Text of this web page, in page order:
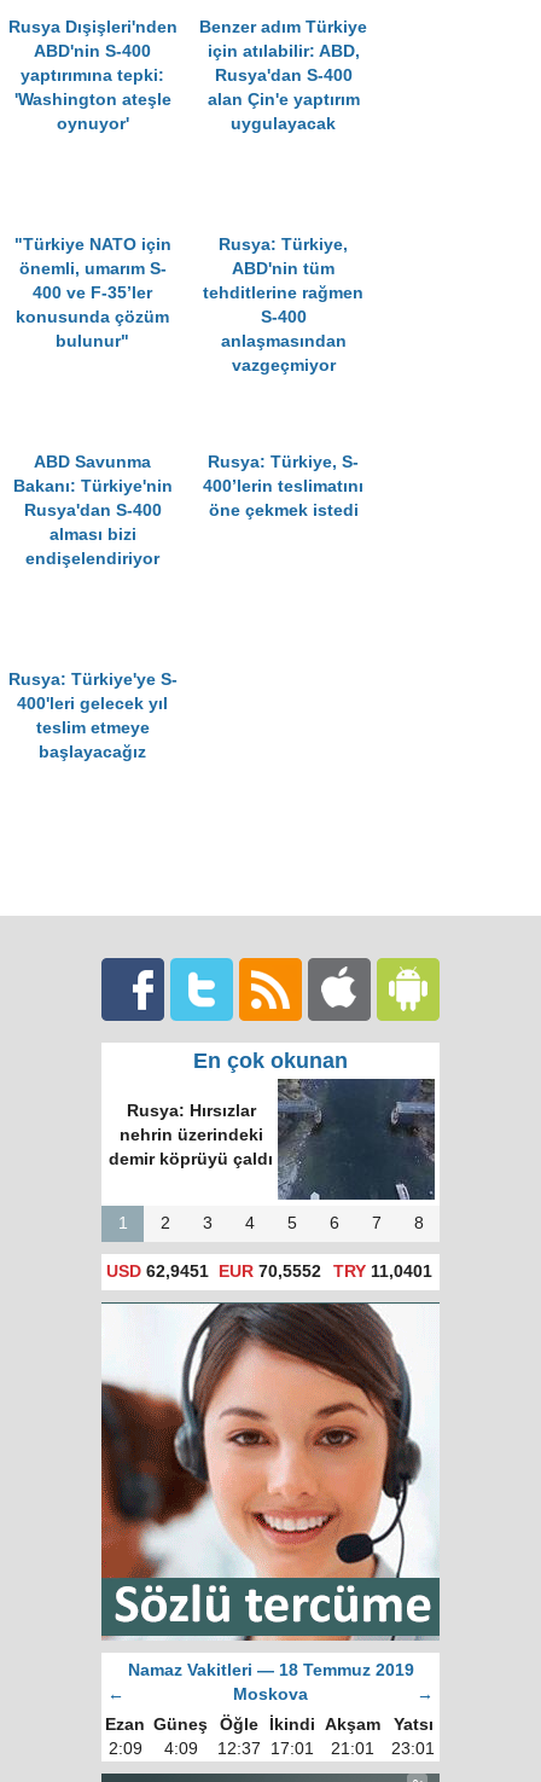
Rusya Dışişleri'nden
ABD'nin S-400
yaptırımına tepki:
'Washington ateşle
oynuyor'
Benzer adım Türkiye
için atılabilir: ABD,
Rusya'dan S-400
alan Çin'e yaptırım
uygulayacak
"Türkiye NATO için
önemli, umarım S-
400 ve F-35’ler
konusunda çözüm
bulunur"
Rusya: Türkiye,
ABD'nin tüm
tehditlerine rağmen
S-400
anlaşmasından
vazgeçmiyor
ABD Savunma
Bakanı: Türkiye'nin
Rusya'dan S-400
alması bizi
endişelendiriyor
Rusya: Türkiye, S-
400’lerin teslimatını
öne çekmek istedi
Rusya: Türkiye'ye S-
400'leri gelecek yıl
teslim etmeye
başlayacağız
En çok okunan
Rusya: Hırsızlar
nehrin üzerindeki
demir köprüyü çaldı
1 2 3 4 5 6 7 8
USD 62,9451 EUR 70,5552 TRY 11,0401
Namaz Vakitleri — 18 Temmuz 2019
←
Moskova
→
Ezan Güneş Öğle İkindi Akşam
Yatsı
2:09
4:09 12:37 17:01 21:01 23:01